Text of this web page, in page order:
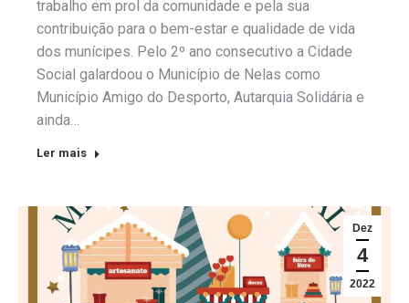
trabalho em prol da comunidade e pela sua
contribuição para o bem-estar e qualidade de vida
dos munícipes. Pelo 2º ano consecutivo a Cidade
Social galardoou o Município de Nelas como
Município Amigo do Desporto, Autarquia Solidária e
ainda…
Ler mais
Dez
4
2022